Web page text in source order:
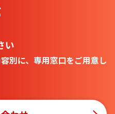
い
別に、専用窓口をご用意し